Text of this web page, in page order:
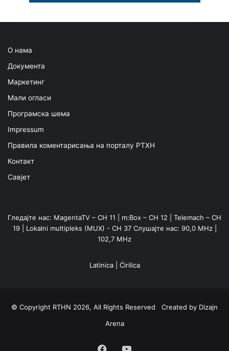
О нама
Документа
Маркетинг
Мали огласи
Програмска шема
Impressum
Правила коментарисања на порталу РТХН
Контакт
Савјет
Гледајте нас: MagentaTV – CH 11 | m:Box – CH 12 | Telemach – CH
19 | Lokalni multipleks (MUX) - CH 37 Слушајте нас: 90,0 MHz |
102,7 MHz
Latinica| Ćirilica
© Copyright RTHN 2026, All Rights Reserved Created by Dizajn
Arena
Facebook